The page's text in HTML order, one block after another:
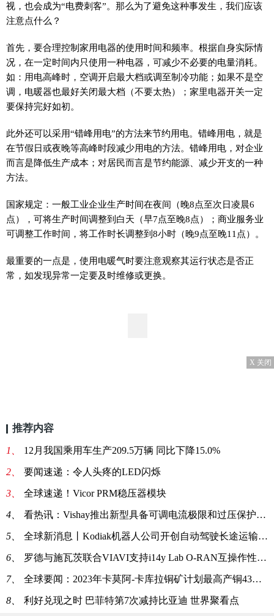
视，也会成为“电费刺客”。那么为了避免这种事发生，我们应该
注意点什么？
首先，要合理控制家用电器的使用时间和频率。根据自身实际情
况，在一定时间内只使用一种电器，可减少不必要的电量消耗。
如：用电高峰时，空调开启最大档或调至制冷功能；如果不是空
调，电暖器也最好关闭最大档（不要太热）；家里电器开关一定
要保持完好如初。
此外还可以采用“错峰用电”的方法来节约用电。错峰用电，就是
在节假日或夜晚等高峰时段减少用电的方法。错峰用电，对企业
而言是降低生产成本；对居民而言是节约能源、减少开支的一种
方法。
国家规定：一般工业企业生产时间在夜间（晚8点至次日凌晨6
点），可将生产时间调整到白天（早7点至晚8点）；商业服务业
可调整工作时间，将工作时长调整到8小时（晚9点至晚11点）。
最重要的一点是，使用电暖气时要注意观察其运行状态是否正
常，如发现异常一定要及时维修或更换。
X 关闭
推荐内容
1、 12月我国乘用车生产209.5万辆 同比下降15.0%
2、 要闻速递：令人头疼的LED闪烁
3、 全球速递！Vicor PRM稳压器模块
4、 看热讯：Vishay推出新型具备可调电流极限和过压保护（OVP）的，在2.8V至23V工作的电子保险丝
5、 全球新消息丨Kodiak机器人公司开创自动驾驶长途运输新时代
6、 罗德与施瓦茨联合VIAVI支持i14y Lab O-RAN互操作性测试并验证Analog Devices新O-RU设计_焦点资讯
7、 全球要闻：2023年卡莫阿-卡库拉铜矿计划最高产铜43万吨
8、 利好兑现之时 巴菲特第7次减持比亚迪 世界聚看点